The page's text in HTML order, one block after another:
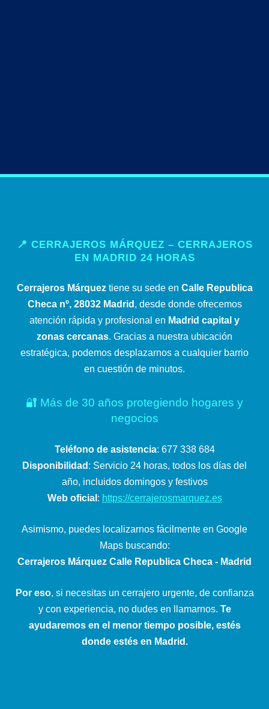
📍 CERRAJEROS MÁRQUEZ – CERRAJEROS
EN MADRID 24 HORAS
Cerrajeros Márqueztiene su sede en Calle Republica
Checa nº, 28032 Madrid , desde donde ofrecemos
atención rápida y profesional en Madrid capital y
zonas cercanas. Gracias a nuestra ubicación
estratégica, podemos desplazarnos a cualquier barrio
en cuestión de minutos.
🔐 Más de 30 años protegiendo hogares y
negocios
Teléfono de asistencia: 677 338 684
Disponibilidad : Servicio 24 horas, todos los días del
año, incluidos domingos y festivos
Web oficial : https://cerrajerosmarquez.es
Asimismo, puedes localizarnos fácilmente en Google
Maps buscando:
Cerrajeros Márquez Calle Republica Checa - Madrid
Por eso, si necesitas un cerrajero urgente, de confianza
y con experiencia, no dudes en llamarnos. Te
ayudaremos en el menor tiempo posible, estés
donde estés en Madrid.